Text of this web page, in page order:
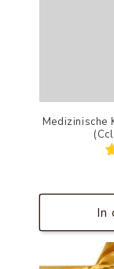
Medizinische
In